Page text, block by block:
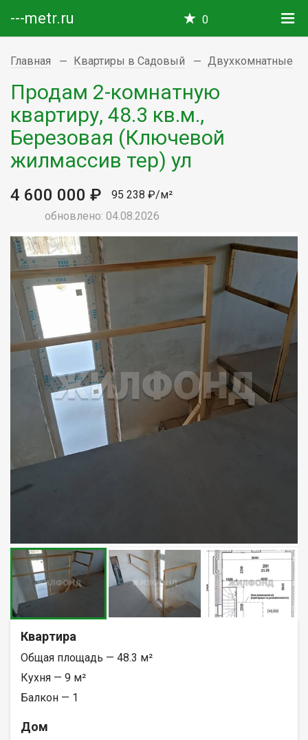
---metr.ru 0
Главная Квартиры в Садовый Двухкомнатные
Продам 2-комнатную
квартиру, 48.3 кв.м.,
Березовая (Ключевой
жилмассив тер) ул
4 600 000 ₽
95 238 ₽/м²
обновлено: 04.08.2026
Квартира
Общая площадь — 48.3 м²
Кухня — 9 м²
Балкон — 1
Дом